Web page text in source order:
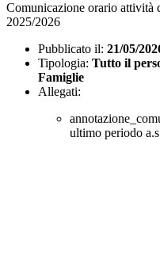
Comunicazione orario attività
2025/2026
Pubblicato il: 21/05/
Tipologia: Tutto il
Famiglie
Allegati:
ultimo periodo